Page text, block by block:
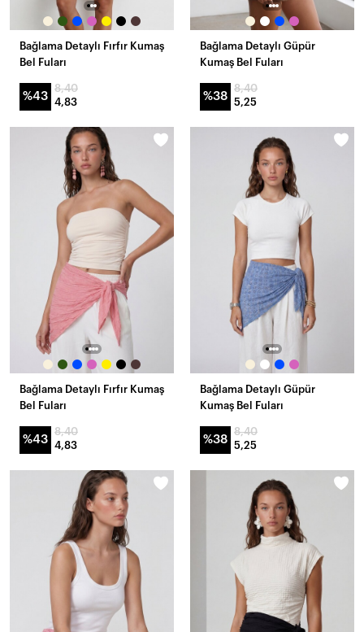
Bağlama Detaylı Fırfır Kumaş
Bel Fuları
%43
8,40
4,83
Bağlama Detaylı Güpür
Kumaş Bel Fuları
%38
8,40
5,25
Bağlama Detaylı Fırfır Kumaş
Bel Fuları
%43
8,40
4,83
Bağlama Detaylı Güpür
Kumaş Bel Fuları
%38
8,40
5,25